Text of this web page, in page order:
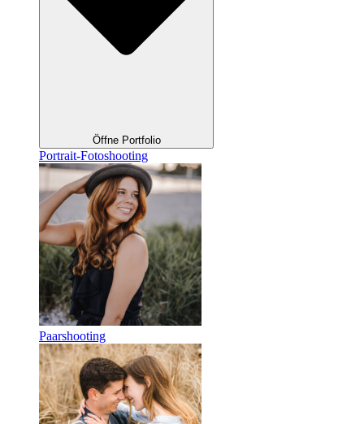
Öffne Portfolio
Portrait-Fotoshooting
Paarshooting